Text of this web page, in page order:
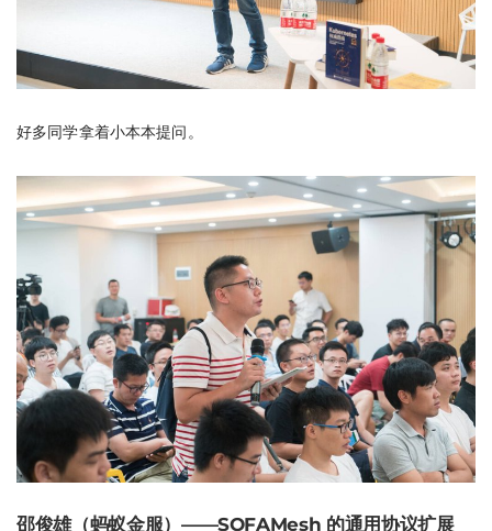
好多同学拿着小本本提问。
邵俊雄（蚂蚁金服）——SOFAMesh 的通用协议扩展